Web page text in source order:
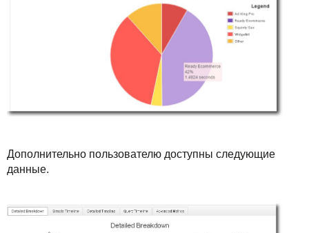
Дополнительно пользователю доступны следующие
данные.